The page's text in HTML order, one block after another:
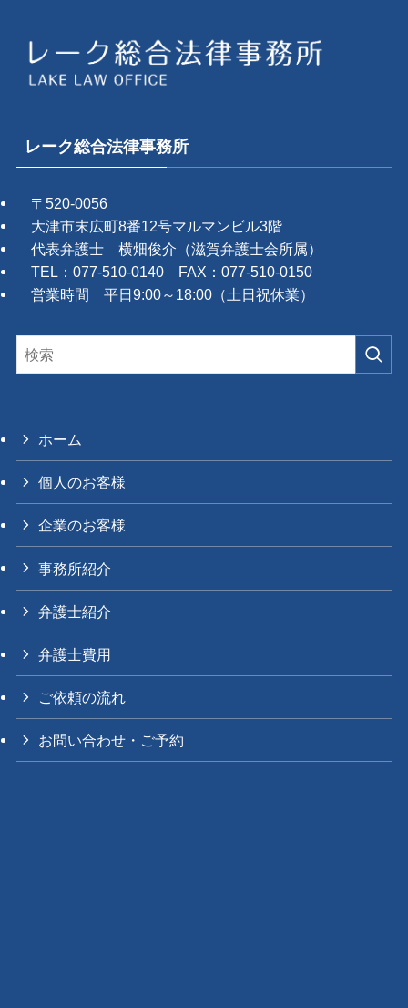
レーク総合法律事務所
〒520-0056
大津市末広町8番12号マルマンビル3階
代表弁護士 横畑俊介（滋賀弁護士会所属）
TEL：077-510-0140 FAX：077-510-0150
営業時間 平日9:00～18:00（土日祝休業）
ホーム
個人のお客様
企業のお客様
事務所紹介
弁護士紹介
弁護士費用
ご依頼の流れ
お問い合わせ・ご予約